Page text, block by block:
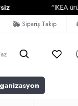
“IKEA
Sipariş Takip